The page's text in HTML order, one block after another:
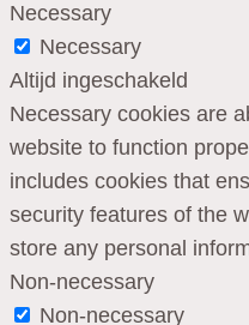
Necessary
Necessary
Altijd ingeschakeld
Necessary cookies are
website to function
includes cookies that
security features of the
store any personal
Non-necessary
Non-necessary